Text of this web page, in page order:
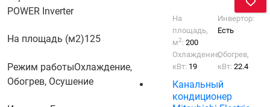
POWER Inverter
На площадь (м2)125
Режим работыОхлаждение,
Обогрев, Осушение
На
площадь,
м2:200
Инвертор:
Есть
Охлаждение,
кВт: 19
Обогрев,
кВт:22.4
Канальный
кондиционер